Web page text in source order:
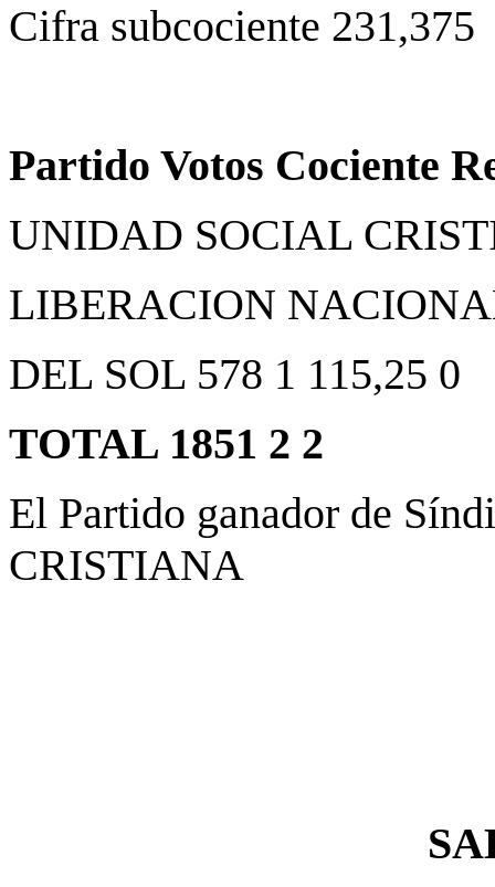
Cifra subcociente 231,375
Partido Votos Cociente
UNIDAD SOCIAL
LIBERACION
DEL SOL 578 1 115,25 0
TOTAL 1851 2 2
El Partido ganador de
CRISTIANA